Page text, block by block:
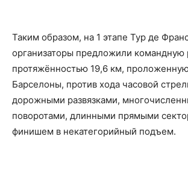
Таким образом, на 1 этапе Тур де
организаторы предложили командную
протяжённостью 19,6 км,
Барселоны, против хода часовой
дорожными развязками,
поворотами, длинными прямыми
финишем в некатегорийный подъем.